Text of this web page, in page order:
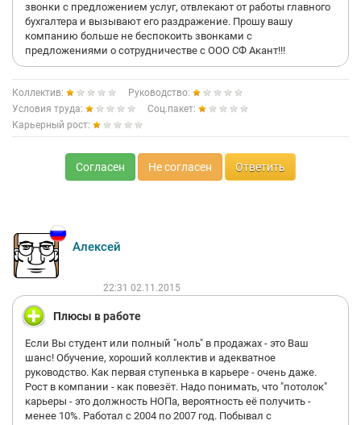
звонки с предложением услуг, отвлекают от работы главного
бухгалтера и вызывают его раздражение. Прошу вашу
компанию больше не беспокоить звонками с
предложениями о сотрудничестве с ООО СФ Акант!!!
Коллектив:
Руководство:
Условия труда:
Соц.пакет:
Карьерный рост:
Согласен Не согласен Ответить
Алексей
22:31 02.11.2015
Плюсы в работе
Если Вы студент или полный "ноль" в продажах - это Ваш
шанс! Обучение, хороший коллектив и адекватное
руководство. Как первая ступенька в карьере - очень даже.
Рост в компании - как повезёт. Надо понимать, что "потолок"
карьеры - это должность НОПа, вероятность её получить -
менее 10%. Работал с 2004 по 2007 год. Побывал с